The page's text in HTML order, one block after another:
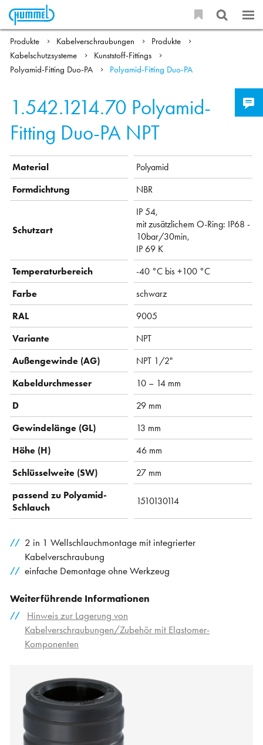
Produkte Kabelverschraubungen
Produkte
Kabelschutzsysteme
Kunststoff-Fittings
Polyamid-Fitting Duo-PA
Polyamid-Fitting Duo-PA
1.542.1214.70 Polyamid-
Fitting Duo-PA NPT
Material
Polyamid
Formdichtung
NBR
Schutzart
IP 54,
mit zusätzlichem O-Ring: IP68 -
10bar/30min,
IP 69 K
Temperaturbereich
-40 °C bis +100 °C
Farbe
schwarz
RAL
9005
Variante
NPT
Außengewinde (AG)
NPT 1/2"
Kabeldurchmesser
10 – 14 mm
D
29 mm
Gewindelänge (GL)
13 mm
Höhe (H)
46 mm
Schlüsselweite (SW)
27 mm
passend zu Polyamid-
Schlauch
1510130114
2 in 1 Wellschlauchmontage mit integrierter
Kabelverschraubung
einfache Demontage ohne Werkzeug
Weiterführende Informationen
Hinweis zur Lagerung von
Kabelverschraubungen/Zubehör mit Elastomer-
Komponenten